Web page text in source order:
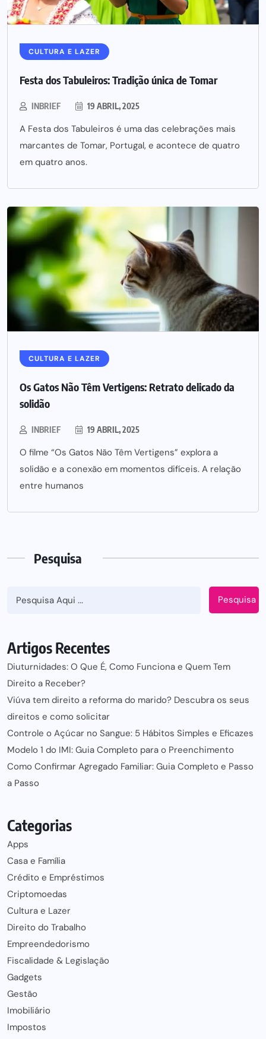
CULTURA E LAZER
Festa dos Tabuleiros: Tradição única de Tomar
INBRIEF 19 ABRIL, 2025
A Festa dos Tabuleiros é uma das celebrações mais
marcantes de Tomar, Portugal, e acontece de quatro
em quatro anos.
CULTURA E LAZER
Os Gatos Não Têm Vertigens: Retrato delicado da
solidão
INBRIEF 19 ABRIL, 2025
O filme “Os Gatos Não Têm Vertigens” explora a
solidão e a conexão em momentos difíceis. A relação
entre humanos
Pesquisa
Pesquisa
Artigos Recentes
Diuturnidades: O Que É, Como Funciona e Quem Tem
Direito a Receber?
Viúva tem direito a reforma do marido? Descubra os seus
direitos e como solicitar
Controle o Açúcar no Sangue: 5 Hábitos Simples e Eficazes
Modelo 1 do IMI: Guia Completo para o Preenchimento
Como Confirmar Agregado Familiar: Guia Completo e Passo
a Passo
Categorias
Apps
Casa e Família
Crédito e Empréstimos
Criptomoedas
Cultura e Lazer
Direito do Trabalho
Empreendedorismo
Fiscalidade & Legislação
Gadgets
Gestão
Imobiliário
Impostos